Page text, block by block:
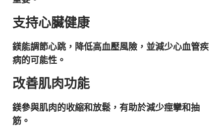
4
支持心臟健康
鎂能調節心跳，降低高血壓風險，並減少心血管疾
病的可能性。
改善肌肉功能
鎂參與肌肉的收縮和放鬆，有助於減少痙攣和抽
筋。